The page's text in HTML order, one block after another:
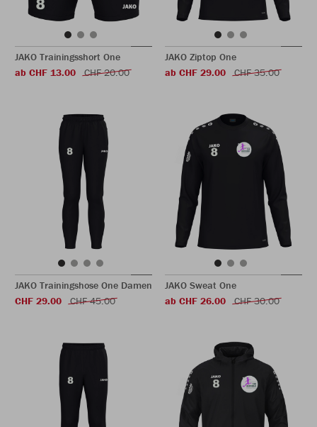
JAKO Trainingsshort One
ab CHF 13.00
CHF 20.00
JAKO Ziptop One
ab CHF 29.00
CHF 35.00
JAKO Trainingshose One Damen
CHF 29.00
CHF 45.00
JAKO Sweat One
ab CHF 26.00
CHF 30.00